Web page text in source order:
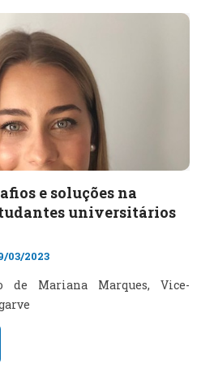
e soluções na
universitários
03/2023
de Mariana Marques, Vice-